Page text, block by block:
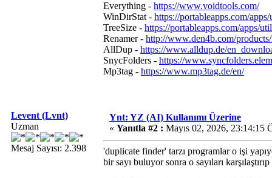
Everything - https://www.voidtools.com/
WinDirStat - https://portableapps.com/
TreeSize - https://portableapps.com/apps/
Renamer - http://www.den4b.com/
AllDup - https://www.alldup.de/
SnycFolders - https://
Mp3tag - https://www.mp3tag.de/en/
Levent (Lvnt)
Uzman
Mesaj Sayısı: 2.398
Ynt: YZ (AI) Kullanımı Üzerine
« Yanıtla #2 : Mayıs 02, 2026, 23:14:15
'duplicate finder' tarzı programlar o işi
bir sayı buluyor sonra o sayıları